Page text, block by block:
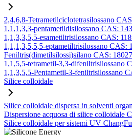
2,4,6,8-Tetrametilciclotetrasilossano
1,1,1,3,3-pentametildisilossano CAS:
1,1,3,3,5,5-esametiltrisilossano CAS:
1,1,1,3,5,5,5-eptametiltrisilossano CAS:
Feniltris(dimetilsilossi)silano CAS:
1,1,5,5-tetrametil-3,3-difeniltrisilossano
1,1,3,5,5-Pentametil-3-feniltrisilossano
Silice colloidale
Silice colloidale dispersa in solventi
Dispersione acquosa di silice colloidale
Silice colloidale per sistemi UV